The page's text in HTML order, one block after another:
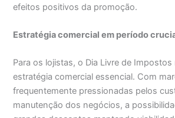
efeitos positivos da promoção.
Estratégia comercial em período
Para os lojistas, o Dia Livre de Impostos
estratégia comercial essencial. Com
frequentemente pressionadas pelos
manutenção dos negócios, a